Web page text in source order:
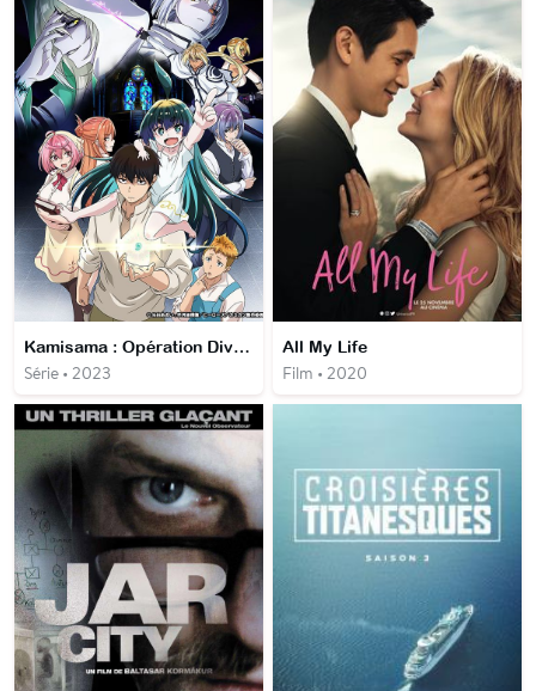
Kamisama : Opération Divine
Série • 2023
All My Life
Film • 2020